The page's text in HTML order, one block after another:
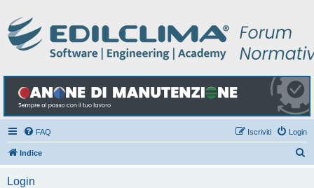
FAQ Login
Iscriviti
Indice
Login